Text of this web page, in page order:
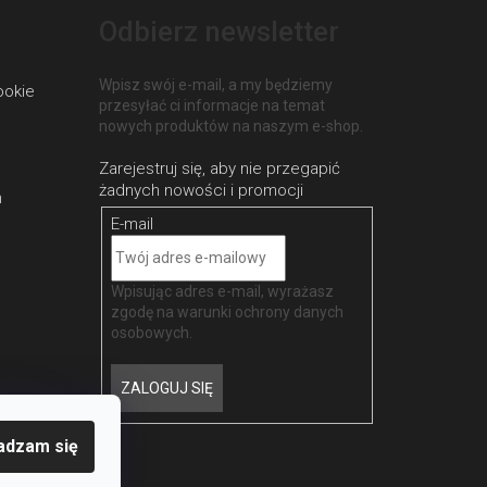
się
Wpisz swój e-mail, a my będziemy
przesyłać ci informacje na temat
nowych produktów na naszym e-shop.
E-mail
Wpisując adres e-mail, wyrażasz
zgodę nawarunki ochrony danych
osobowych
ZALOGUJ SIĘ